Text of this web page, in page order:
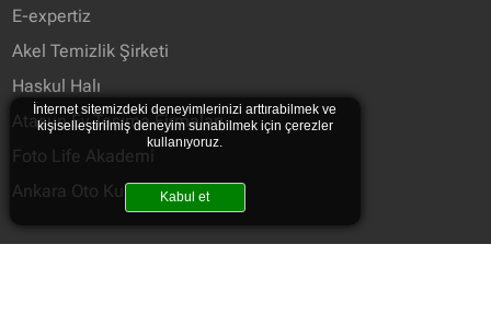
E-expertiz
Akel Temizlik Şirketi
Haskul Halı
Atasun Ev Taşıma Firmaları
Foto Life Akademi
Ankara Oto Kurtarma
İnternet sitemizdeki deneyimlerinizi arttırabilmek ve
kişiselleştirilmiş deneyim sunabilmek için çerezler
kullanıyoruz.
Kabul et